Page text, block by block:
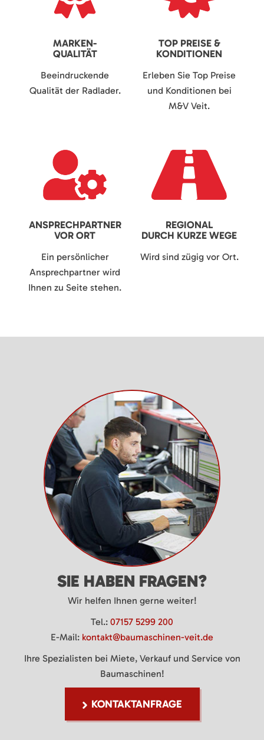
MARKEN-
QUALITÄT
Beeindruckende
Qualität der Radlader.
TOP PREISE &
KONDITIONEN
Erleben Sie Top Preise
und Konditionen bei
M&V Veit.
ANSPRECHPARTNER
VOR ORT
Ein persönlicher
Ansprechpartner wird
Ihnen zu Seite stehen.
REGIONAL
DURCH KURZE WEGE
Wird sind zügig vor Ort.
SIE HABEN FRAGEN?
Wir helfen Ihnen gerne weiter!
Tel.: 07157 5299 200
E-Mail: kontakt@baumaschinen-veit.de
Ihre Spezialisten bei Miete, Verkauf und Service von
Baumaschinen!
KONTAKTANFRAGE